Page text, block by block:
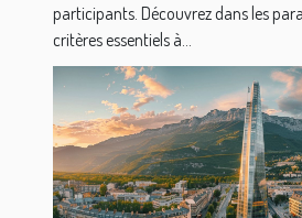
participants. Découvrez dans les
critères essentiels à...